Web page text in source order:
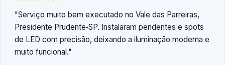
Serviço muito bem executado no Vale das Parreiras,
Presidente Prudente‑SP. Instalaram pendentes e spots
de LED com precisão, deixando a iluminação moderna e
muito funcional.